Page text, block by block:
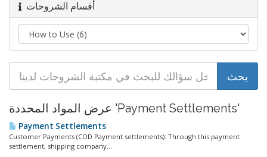
أقسام الشروحات
عرض المواد المحددة 'Payment Settlements'
Payment Settlements
Customer Payments (COD Payment settlements): Through this payment
settlement, shipping company...